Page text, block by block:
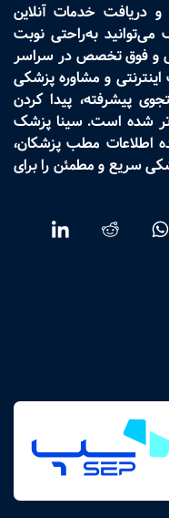
دریافت خدمات آنلاین
به‌راحتی نوبت
و فوق تخصص در سراسر
و مشاوره پزشکی
پیشرفته، پیدا کردن
شده است. سینا پزشک
اطلاعات مطب پزشکان،
سریع و مطمئن را برای